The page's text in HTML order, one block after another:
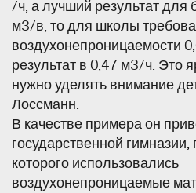
/ч, а лучший результат для
м3/в, то для школы
воздухонепроницаемости
результат в 0,47 м3/ч. Это
нужно уделять внимание
Лоссманн.
В качестве примера он
государственной гимназии,
которого использовались
воздухонепроницаемые